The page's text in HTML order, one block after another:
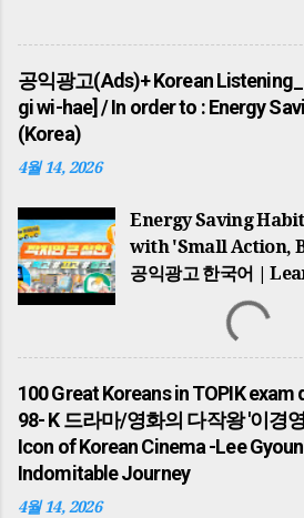
HISTORICAL JOB &
REAL TASTE TOP 10
업데이트 반영 THE
HISTORICAL HUB 세
한국을 바꾼 100인의
한반도의 역사는 단군
건국하면서 시작되었
건국 이념은 오늘날까
지표가 되고 있습니다.
(주몽), 백제의 온조왕
각기 알에서 태어났다
가지고 각국을 세웠습
역시 구지봉에서 내려
되었으며, 이들은 모두
국가를 다스리기 시작
공익광고(Ads)+ Korean
gi wi-hae] / In order to : Energy
(Korea)
4월 14, 2026
Energy Saving
with 'Small Action,
공익광고 한국어 |
귀찮지만 큰 동참: 에
Little Bother, A Big
Saving Habits 🌍 배
절약인가?
광고는 단순한 환경 보
(Middle East War) 으
위기와 자원 안보의 중
한국은 에너지의 대부
100 Great Koreans in TOPIK exam
98- K 드라마/영화의 다작왕 '이경
Icon of Korean Cinema -Lee
Indomitable Journey
4월 14, 2026